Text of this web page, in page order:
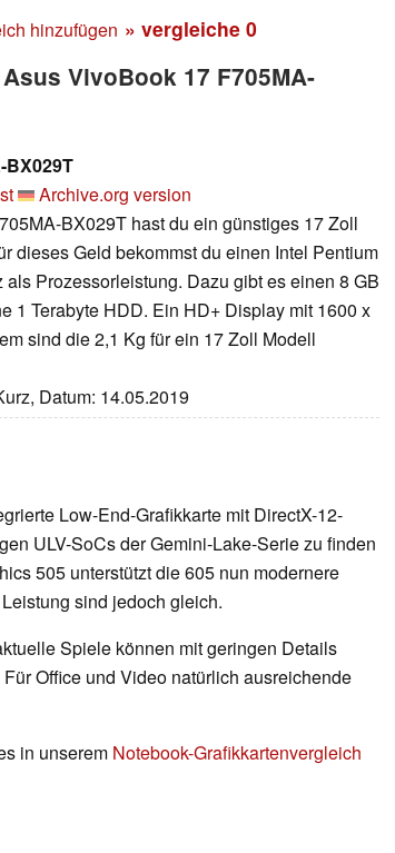
hinzufügen » vergleiche 0
VivoBook 17 F705MA-
Archive.org version
BX029T hast du ein günstiges 17 Zoll
dieses Geld bekommst du einen Intel Pentium
Prozessorleistung. Dazu gibt es einen 8 GB
1 Terabyte HDD. Ein HD+ Display mit 1600 x
sind die 2,1 Kg für ein 17 Zoll Modell
Datum: 14.05.2019
Low-End-Grafikkarte mit DirectX-12-
ULV-SoCs der Gemini-Lake-Serie zu finden
505 unterstützt die 605 nun modernere
sind jedoch gleich.
Spiele können mit geringen Details
Office und Video natürlich ausreichende
in unserem Notebook-Grafikkartenvergleich